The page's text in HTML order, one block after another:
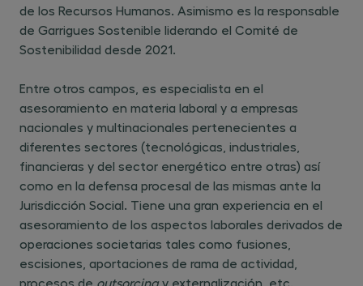
de los Recursos Humanos. Asimismo es la responsable
de Garrigues Sostenible liderando el Comité de
Sostenibilidad desde 2021.
Entre otros campos, es especialista en el
asesoramiento en materia laboral y a empresas
nacionales y multinacionales pertenecientes a
diferentes sectores (tecnológicas, industriales,
financieras y del sector energético entre otras) así
como en la defensa procesal de las mismas ante la
Jurisdicción Social. Tiene una gran experiencia en el
asesoramiento de los aspectos laborales derivados de
operaciones societarias tales como fusiones,
escisiones, aportaciones de rama de actividad,
procesos de outsorcingy externalización, etc.